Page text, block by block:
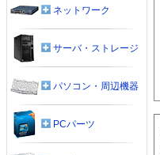
ネットワーク
サーバ・ストレージ
パソコン・周辺機器
PCパーツ